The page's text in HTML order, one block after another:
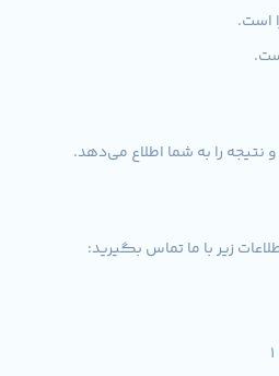
است.
زیر با ما تماس بگیرید: